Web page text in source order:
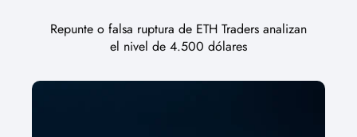
Repunte o falsa ruptura de ETH Traders analizan
el nivel de 4.500 dólares